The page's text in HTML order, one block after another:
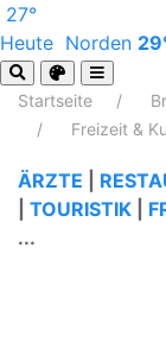
27°
Heute Norden
Startseite
Freizeit &
ÄRZTE
TOURISTIK
...